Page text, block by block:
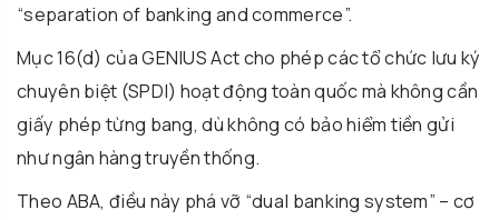
“separation of banking and commerce”.
Mục 16(d) của GENIUS Act cho phép các tổ chức lưu ký
chuyên biệt (SPDI) hoạt động toàn quốc mà không cần
giấy phép từng bang, dù không có bảo hiểm tiền gửi
như ngân hàng truyền thống.
Theo ABA, điều này phá vỡ “dual banking system” – cơ